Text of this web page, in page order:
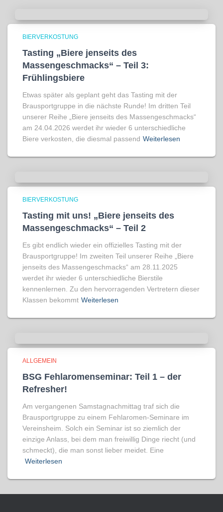
BIERVERKOSTUNG
Tasting „Biere jenseits des
Massengeschmacks“ – Teil 3:
Frühlingsbiere
Etwas später als geplant geht das Tasting mit der
Brausportgruppe in die nächste Runde! Im dritten Teil
unserer Reihe „Biere jenseits des Massengeschmacks“
am 24.04.2026 werdet ihr wieder 6 unterschiedliche
Biere verkosten, die diesmal passend Weiterlesen
BIERVERKOSTUNG
Tasting mit uns! „Biere jenseits des
Massengeschmacks“ – Teil 2
Es gibt endlich wieder ein offizielles Tasting mit der
Brausportgruppe! Im zweiten Teil unserer Reihe „Biere
jenseits des Massengeschmacks“ am 28.11.2025
werdet ihr wieder 6 unterschiedliche Bierstile
kennenlernen. Zu den hervorragenden Vertretern dieser
Klassen bekommt Weiterlesen
ALLGEMEIN
BSG Fehlaromenseminar: Teil 1 – der
Refresher!
Am vergangenen Samstagnachmittag traf sich die
Brausportgruppe zu einem Fehlaromen-Seminare im
Vereinsheim. Solch ein Seminar ist so ziemlich der
einzige Anlass, bei dem man freiwillig Dinge riecht (und
schmeckt), die man sonst lieber meidet. Eine
Weiterlesen